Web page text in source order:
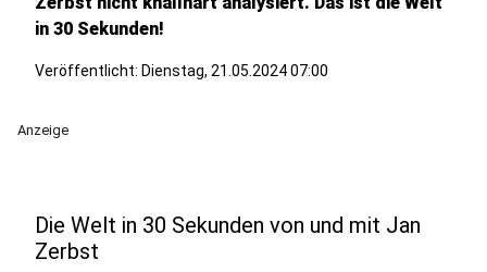
in 30 Sekunden!
Veröffentlicht: Dienstag, 21.05.2024 07:00
Anzeige
Die Welt in 30 Sekunden von und mit Jan
Zerbst